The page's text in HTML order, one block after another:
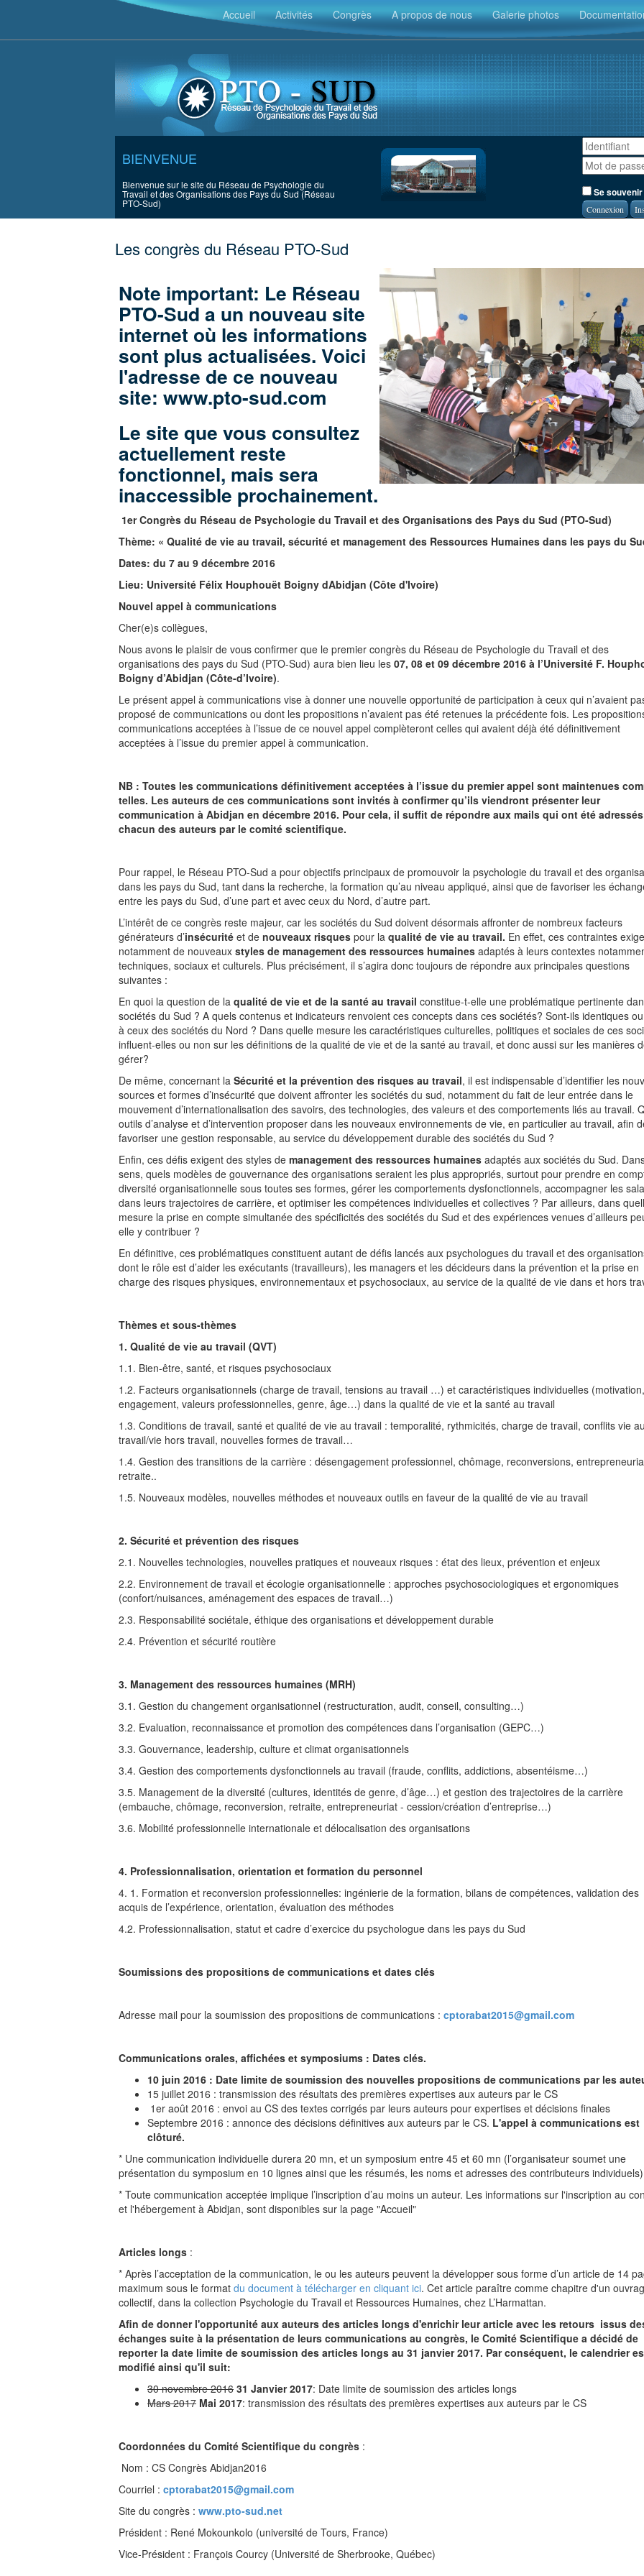
Accueil Activités Congrès A propos de nous Galerie photos
BIENVENUE
Bienvenue sur le site du Réseau de Psychologie du
Travail et des Organisations des Pays du Sud (Réseau
PTO-Sud)
Se
Les congrès du Réseau PTO-Sud
Note important: Le Réseau
PTO-Sud a un nouveau site
internet où les informations
sont plus actualisées. Voici
l'adresse de ce nouveau
site: www.pto-sud.com
Le site que vous consultez
actuellement reste
fonctionnel, mais sera
inaccessible prochainement.
1er Congrès du Réseau de Psychologie du Travail et des Organisations des Pays du Sud (PTO-Sud)
Thème: « Qualité de vie au travail, sécurité et management des Ressources Humaines dans les pays du
Dates: du 7 au 9 décembre 2016
Lieu: Université Félix Houphouët Boigny dAbidjan (Côte d'Ivoire)
Nouvel appel à communications
Cher(e)s collègues,
Nous avons le plaisir de vous confirmer que le premier congrès du Réseau de Psychologie du Travail et des
organisations des pays du Sud (PTO-Sud) aura bien lieu les 07, 08 et 09 décembre 2016 à l’Université F.
Boigny d’Abidjan (Côte-d’Ivoire).
Le présent appel à communications vise à donner une nouvelle opportunité de participation à ceux qui n’avaient
proposé de communications ou dont les propositions n’avaient pas été retenues la précédente fois. Les
communications acceptées à l’issue de ce nouvel appel complèteront celles qui avaient déjà été définitivement
acceptées à l’issue du premier appel à communication.
NB : Toutes les communications définitivement acceptées à l’issue du premier appel sont maintenues
telles. Les auteurs de ces communications sont invités à confirmer qu’ils viendront présenter leur
communication à Abidjan en décembre 2016. Pour cela, il suffit de répondre aux mails qui ont été
chacun des auteurs par le comité scientifique.
Pour rappel, le Réseau PTO-Sud a pour objectifs principaux de promouvoir la psychologie du travail et des
dans les pays du Sud, tant dans la recherche, la formation qu’au niveau appliqué, ainsi que de favoriser les
entre les pays du Sud, d’une part et avec ceux du Nord, d’autre part.
L’intérêt de ce congrès reste majeur, car les sociétés du Sud doivent désormais affronter de nombreux facteurs
générateurs d’insécurité et de nouveaux risques pour la qualité de vie au travail. En effet, ces contraintes
notamment de nouveaux styles de management des ressources humaines adaptés à leurs contextes
techniques, sociaux et culturels. Plus précisément, il s’agira donc toujours de répondre aux principales questions
suivantes :
En quoi la question de la qualité de vie et de la santé au travail constitue-t-elle une problématique pertinente
sociétés du Sud ? A quels contenus et indicateurs renvoient ces concepts dans ces sociétés? Sont-ils identiques
à ceux des sociétés du Nord ? Dans quelle mesure les caractéristiques culturelles, politiques et sociales de ces
influent-elles ou non sur les définitions de la qualité de vie et de la santé au travail, et donc aussi sur les manières
gérer?
De même, concernant la Sécurité et la prévention des risques au travail, il est indispensable d’identifier les
sources et formes d’insécurité que doivent affronter les sociétés du sud, notamment du fait de leur entrée dans le
mouvement d’internationalisation des savoirs, des technologies, des valeurs et des comportements liés au travail.
outils d’analyse et d’intervention proposer dans les nouveaux environnements de vie, en particulier au travail, afin
favoriser une gestion responsable, au service du développement durable des sociétés du Sud ?
Enfin, ces défis exigent des styles de management des ressources humaines adaptés aux sociétés du Sud.
sens, quels modèles de gouvernance des organisations seraient les plus appropriés, surtout pour prendre en
diversité organisationnelle sous toutes ses formes, gérer les comportements dysfonctionnels, accompagner les
dans leurs trajectoires de carrière, et optimiser les compétences individuelles et collectives ? Par ailleurs, dans
mesure la prise en compte simultanée des spécificités des sociétés du Sud et des expériences venues d’ailleurs
elle y contribuer ?
En définitive, ces problématiques constituent autant de défis lancés aux psychologues du travail et des
dont le rôle est d’aider les exécutants (travailleurs), les managers et les décideurs dans la prévention et la prise en
charge des risques physiques, environnementaux et psychosociaux, au service de la qualité de vie dans et hors
Thèmes et sous-thèmes
1. Qualité de vie au travail (QVT)
1.1. Bien-être, santé, et risques psychosociaux
1.2. Facteurs organisationnels (charge de travail, tensions au travail …) et caractéristiques individuelles (motivation,
engagement, valeurs professionnelles, genre, âge…) dans la qualité de vie et la santé au travail
1.3. Conditions de travail, santé et qualité de vie au travail : temporalité, rythmicités, charge de travail, conflits vie au
travail/vie hors travail, nouvelles formes de travail…
1.4. Gestion des transitions de la carrière : désengagement professionnel, chômage, reconversions,
retraite..
1.5. Nouveaux modèles, nouvelles méthodes et nouveaux outils en faveur de la qualité de vie au travail
2. Sécurité et prévention des risques
2.1. Nouvelles technologies, nouvelles pratiques et nouveaux risques : état des lieux, prévention et enjeux
2.2. Environnement de travail et écologie organisationnelle : approches psychosociologiques et ergonomiques
(confort/nuisances, aménagement des espaces de travail…)
2.3. Responsabilité sociétale, éthique des organisations et développement durable
2.4. Prévention et sécurité routière
3. Management des ressources humaines (MRH)
3.1. Gestion du changement organisationnel (restructuration, audit, conseil, consulting…)
3.2. Evaluation, reconnaissance et promotion des compétences dans l’organisation (GEPC…)
3.3. Gouvernance, leadership, culture et climat organisationnels
3.4. Gestion des comportements dysfonctionnels au travail (fraude, conflits, addictions, absentéisme…)
3.5. Management de la diversité (cultures, identités de genre, d’âge…) et gestion des trajectoires de la carrière
(embauche, chômage, reconversion, retraite, entrepreneuriat - cession/création d’entreprise…)
3.6. Mobilité professionnelle internationale et délocalisation des organisations
4. Professionnalisation, orientation et formation du personnel
4. 1. Formation et reconversion professionnelles: ingénierie de la formation, bilans de compétences, validation des
acquis de l’expérience, orientation, évaluation des méthodes
4.2. Professionnalisation, statut et cadre d’exercice du psychologue dans les pays du Sud
Soumissions des propositions de communications et dates clés
Adresse mail pour la soumission des propositions de communications : cptorabat2015@gmail.com
Communications orales, affichées et symposiums : Dates clés.
10 juin 2016 : Date limite de soumission des nouvelles propositions de communications par les
15 juillet 2016 : transmission des résultats des premières expertises aux auteurs par le CS
1er août 2016 : envoi au CS des textes corrigés par leurs auteurs pour expertises et décisions finales
Septembre 2016 : annonce des décisions définitives aux auteurs par le CS. L'appel à communications est
clôturé.
* Une communication individuelle durera 20 mn, et un symposium entre 45 et 60 mn (l’organisateur soumet une
présentation du symposium en 10 lignes ainsi que les résumés, les noms et adresses des contributeurs
* Toute communication acceptée implique l’inscription d’au moins un auteur. Les informations sur l'inscription au
et l'hébergement à Abidjan, sont disponibles sur la page "Accueil"
Articles longs :
* Après l’acceptation de la communication, le ou les auteurs peuvent la développer sous forme d’un article de 14
maximum sous le format du document à télécharger en cliquant ici. Cet article paraître comme chapitre d'un
collectif, dans la collection Psychologie du Travail et Ressources Humaines, chez L’Harmattan.
Afin de donner l'opportunité aux auteurs des articles longs d'enrichir leur article avec les retours issus
échanges suite à la présentation de leurs communications au congrès, le Comité Scientifique a décidé de
reporter la date limite de soumission des articles longs au 31 janvier 2017. Par conséquent, le calendrier
modifié ainsi qu'il suit:
30 novembre 2016 31 Janvier 2017: Date limite de soumission des articles longs
Mars 2017 Mai 2017: transmission des résultats des premières expertises aux auteurs par le CS
Coordonnées du Comité Scientifique du congrès :
Nom : CS Congrès Abidjan2016
Courriel : cptorabat2015@gmail.com
Site du congrès : www.pto-sud.net
Président : René Mokounkolo (université de Tours, France)
Vice-Président : François Courcy (Université de Sherbrooke, Québec)